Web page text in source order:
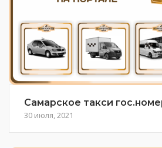
Самарское такси
30 июля, 2021